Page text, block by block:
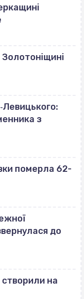
Золотоніщині
з
померла 62-
до
на